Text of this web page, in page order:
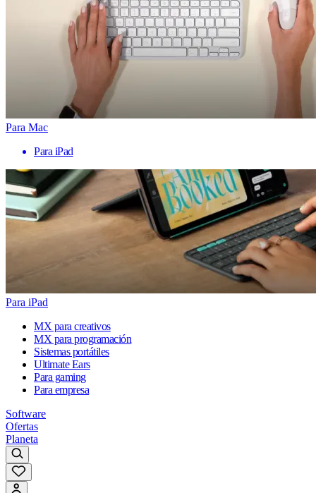
Para Mac
Para iPad
Para iPad
MX para creativos
MX para programación
Sistemas portátiles
Ultimate Ears
Para gaming
Para empresa
Software
Ofertas
Planeta